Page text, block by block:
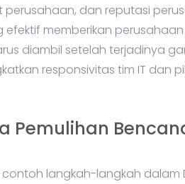
dan reputasi
memberikan
diambil setelah terjadinya
responsivitas tim IT dan
Pemulihan
langkah-langkah dalam